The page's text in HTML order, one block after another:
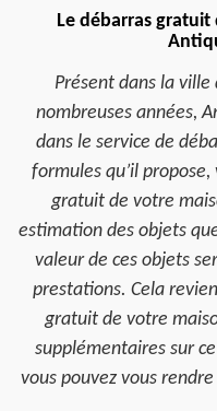
Le débarras
Présent dans la ville
nombreuses années,
dans le service de
formules qu’il
gratuit de votre
estimation des objets
valeur de ces objets
prestations. Cela
gratuit de votre
supplémentaires sur
vous pouvez vous